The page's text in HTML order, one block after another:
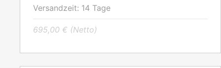
Versandzeit: 14 Tage
695,00 € (Netto)